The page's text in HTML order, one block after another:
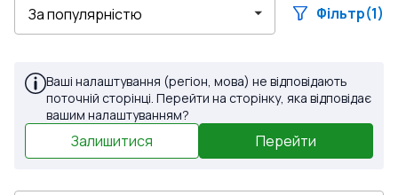
Фільтр(1)
Ваші налаштування (регіон, мова) не відповідають
поточній сторінці. Перейти на сторінку, яка відповідає
вашим налаштуванням?
Залишитися Перейти